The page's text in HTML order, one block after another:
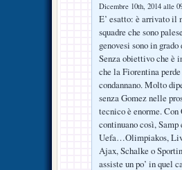
Dicembre 10th, 2014 alle
E’ esatto: è arrivato il
squadre che sono
genovesi sono in
Senza obiettivo che è
che la Fiorentina
condannano. Molto
senza Gomez nelle
tecnico è enorme.
continuano così,
Uefa…Olimpiakos,
Ajax, Schalke o
assiste un po’ in quel